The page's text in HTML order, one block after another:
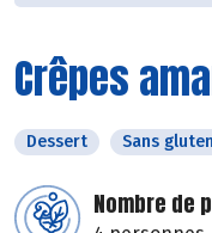
Crêpes
Dessert Sans gluten
Nombre de